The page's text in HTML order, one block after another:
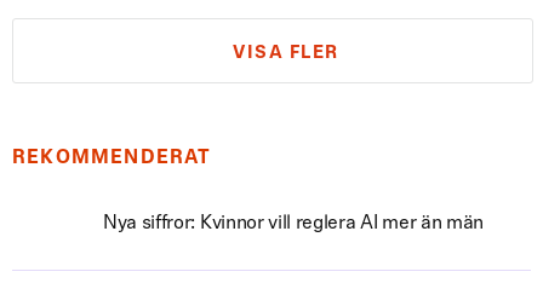
VISA FLER
REKOMMENDERAT
Nya siffror: Kvinnor vill reglera AI mer än män